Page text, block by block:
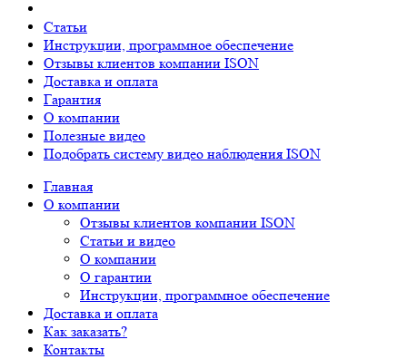
Статьи
Инструкции, программное обеспечение
Отзывы клиентов компании ISON
Доставка и оплата
Гарантия
О компании
Полезные видео
Подобрать систему видео наблюдения ISON
Главная
О компании
Отзывы клиентов компании ISON
Статьи и видео
О компании
О гарантии
Инструкции, программное обеспечение
Доставка и оплата
Как заказать?
Контакты